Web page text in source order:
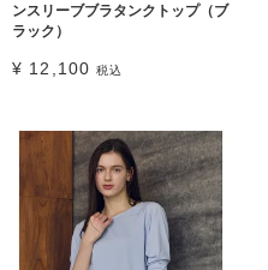
ンスリーブブラタンクトップ（ブ
ラック）
¥ 12,100 税込